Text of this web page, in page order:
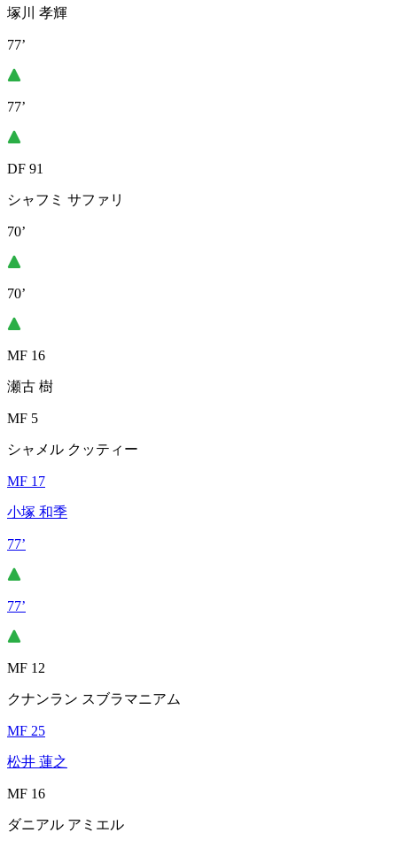
塚川 孝輝
77’
77’
DF 91
シャフミ サファリ
70’
70’
MF 16
瀬古 樹
MF 5
シャメル クッティー
MF 17
小塚 和季
77’
77’
MF 12
クナンラン スブラマニアム
MF 25
松井 蓮之
MF 16
ダニアル アミエル